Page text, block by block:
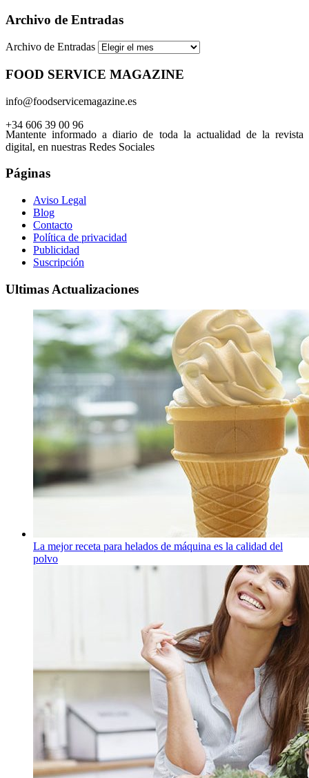
Archivo de Entradas
Archivo de Entradas
FOOD SERVICE MAGAZINE
info@foodservicemagazine.es
+34 606 39 00 96
Mantente informado a diario de toda la actualidad de la revista
digital, en nuestras Redes Sociales
Páginas
Aviso Legal
Blog
Contacto
Política de privacidad
Publicidad
Suscripción
Ultimas Actualizaciones
La mejor receta para helados de máquina es la calidad del
polvo